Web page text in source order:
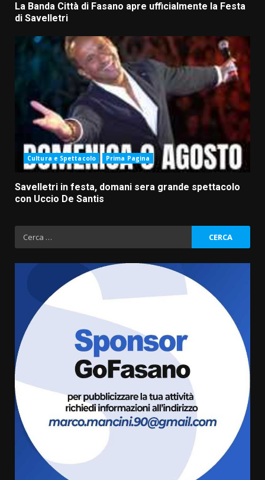
La Banda Città di Fasano apre ufficialmente la Festa
di Savelletri
Cultura e Spettacolo Prima Pagina
Savelletri in festa, domani sera grande spettacolo
con Uccio De Santis
Ricerca
per:
3
Savelletri in festa, domani sera
grande spettacolo con Uccio De
Santis
8 Agosto 2026 07:30
Politiche Giovanili e Mobilità
Sostenibile: premiati gli studenti
universitari del bando “La strada
giusta”
8 Agosto 2026 07:15
“I Contestatori: Musica di
Rivoluzione”: nuovo
appuntamento con “Fasano in